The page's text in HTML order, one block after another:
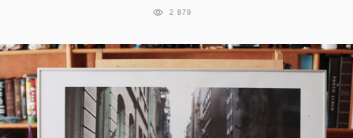
2 879